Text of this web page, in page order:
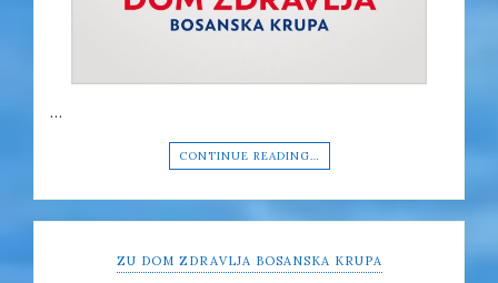
…
CONTINUE READING…
ZU DOM ZDRAVLJA BOSANSKA KRUPA